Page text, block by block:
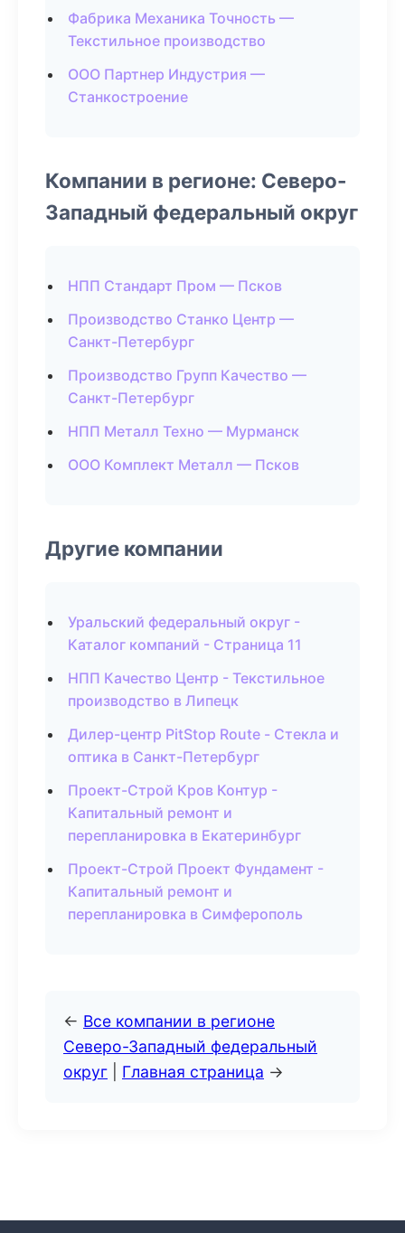
Фабрика Механика Точность —
Текстильное производство
ООО Партнер Индустрия —
Станкостроение
Компании в регионе: Северо-
Западный федеральный округ
НПП Стандарт Пром — Псков
Производство Станко Центр —
Санкт-Петербург
Производство Групп Качество —
Санкт-Петербург
НПП Металл Техно — Мурманск
ООО Комплект Металл — Псков
Другие компании
Уральский федеральный округ -
Каталог компаний - Страница 11
НПП Качество Центр - Текстильное
производство в Липецк
Дилер-центр PitStop Route - Стекла и
оптика в Санкт-Петербург
Проект-Строй Кров Контур -
Капитальный ремонт и
перепланировка в Екатеринбург
Проект-Строй Проект Фундамент -
Капитальный ремонт и
перепланировка в Симферополь
← Все компании в регионе
Северо-Западный федеральный
округ
Главная страница →